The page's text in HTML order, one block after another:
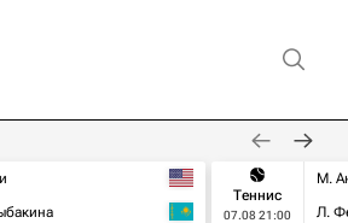
Теннис
07.08 21:00
М.
Л.